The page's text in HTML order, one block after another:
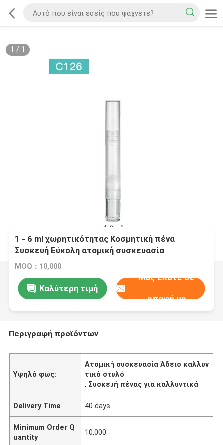
1 / 1
1 - 6 ml χωρητικότητας Κοσμητική πένα
Συσκευή Εύκολη ατομική συσκευασία
MOQ：10,000
Καλύτερη τιμή
Μας ελάτε σε
επαφή με
Περιγραφή προϊόντων
Υψηλό φως:
Ατομική συσκευασία Άδειο καλλυν
τικό στυλό
, Συσκευή πένας για καλλυντικά
Delivery Time 40 days
Minimum Order Q
uantity
10,000